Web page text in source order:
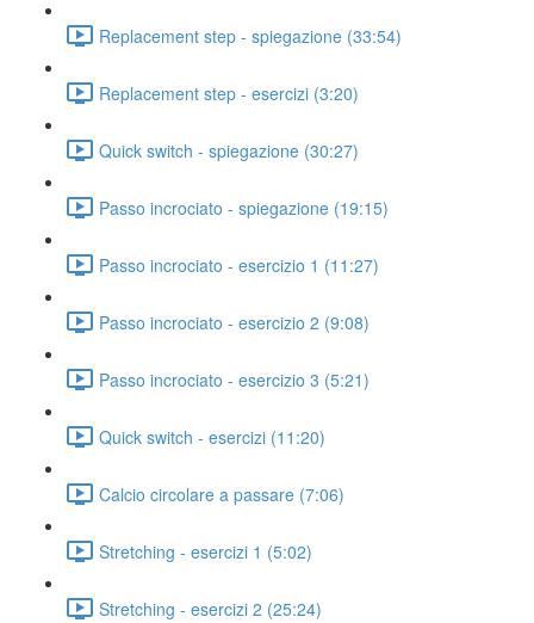
Replacement step - spiegazione (33:54)
Replacement step - esercizi (3:20)
Quick switch - spiegazione (30:27)
Passo incrociato - spiegazione (19:15)
Passo incrociato - esercizio 1 (11:27)
Passo incrociato - esercizio 2 (9:08)
Passo incrociato - esercizio 3 (5:21)
Quick switch - esercizi (11:20)
Calcio circolare a passare (7:06)
Stretching - esercizi 1 (5:02)
Stretching - esercizi 2 (25:24)